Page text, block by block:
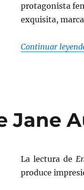
protagonista
exquisita, marca
Continuar
Jane
La lectura de
produce